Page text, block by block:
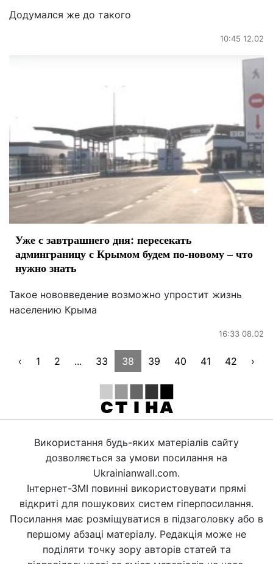
Додумался же до такого
10:45 12.02
Уже с завтрашнего дня: пересекать
админграницу с Крымом будем по-новому – что
нужно знать
Такое нововведение возможно упростит жизнь
населению Крыма
16:33 08.02
‹ 1 2 ... 33 38 39 40 41 42 ›
Використання будь-яких матеріалів сайту
дозволяється за умови посилання на
Ukrainianwall.com.
Інтернет-ЗМІ повинні використовувати прямі
відкриті для пошукових систем гіперпосилання.
Посилання має розміщуватися в підзаголовку або в
першому абзаці матеріалу. Редакція може не
поділяти точку зору авторів статей та